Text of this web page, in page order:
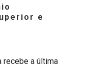
e
recebe a última